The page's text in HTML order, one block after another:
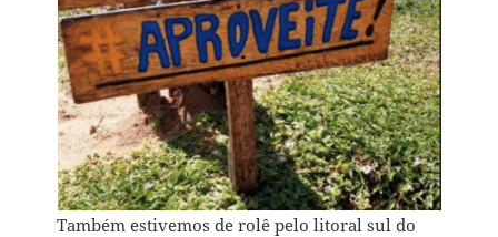
Também estivemos de rolê pelo litoral sul do